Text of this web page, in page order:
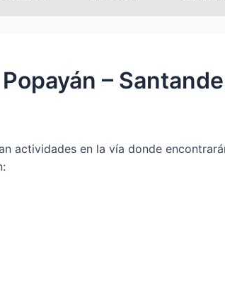
–
actividades en la vía donde